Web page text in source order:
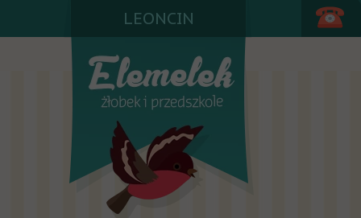
LEONCIN